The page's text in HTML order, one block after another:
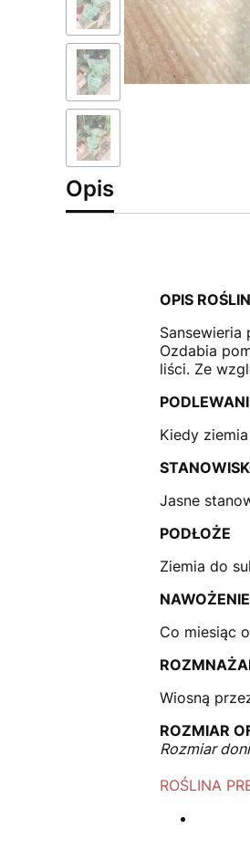
Opis
OPIS
Ozdabia
liści. Ze
Kiedy
Jasne
PODŁOŻE
Ziemia do
NAWOŻENIE
Co miesiąc
Wiosną
ROZMIAR
Rozmiar
ROŚLINA